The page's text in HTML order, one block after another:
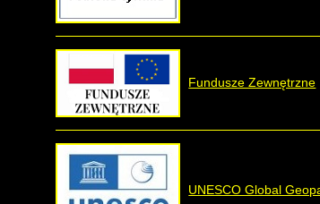
Fundusze Zewnętrzne
UNESCO Global